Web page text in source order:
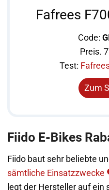
Fafrees
Code:
Preis.
Test:
Zum
Fiido E-Bikes
Fiido baut sehr beliebte
sämtliche Einsatzzwecke
legt der Hersteller auf ein